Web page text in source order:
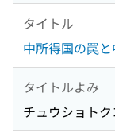
タイトル
中所得国の罠
タイトルよみ
チュウショト